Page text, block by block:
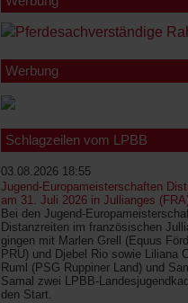
Werbung
Schlagzeilen vom LPBB
03.08.2026 18:55
Jugend-Europameisterschaften
am 31. Juli 2026 in Jullianges
Bei den Jugend-
Distanzreiten im französischen
gingen mit Marlen Grell (Equus
PRU) und Djebel Rio sowie Liliana
Ruml (PSG Ruppiner Land) und
Samal zwei LPBB-
den Start.